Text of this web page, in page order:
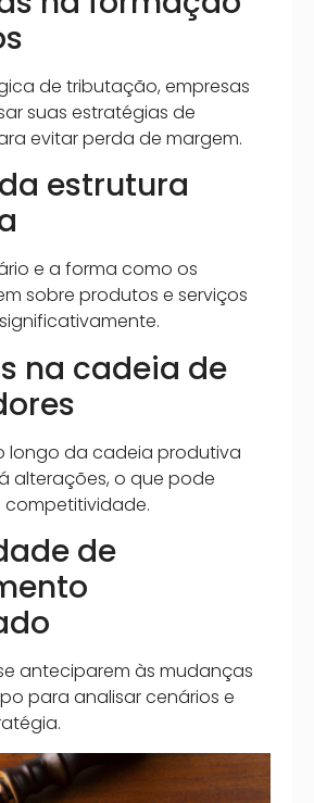
de tributação, empresas
suas estratégias de
evitar perda de margem.
estrutura
e a forma como os
sobre produtos e serviços
na cadeia de
longo da cadeia produtiva
alterações, o que pode
de
anteciparem às mudanças
para analisar cenários e